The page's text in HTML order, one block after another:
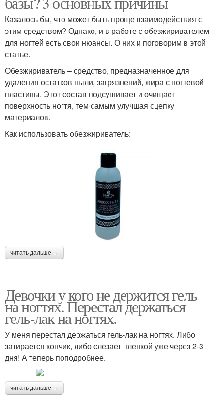
наращивании
Цветные гели Стразы на гель
Казалось бы, что может быть проще взаимодействия с
этим средством? Однако, и в работе с обезжиривателем
для ногтей есть свои нюансы. О них и поговорим в этой
статье.
Обезжириватель – средство, предназначенное для
удаления остатков пыли, загрязнений, жира с ногтевой
пластины. Этот состав подсушивает и очищает
поверхность ногтя, тем самым улучшая сцепку
материалов.
Как использовать обезжириватель:
читать дальше →
Девочки у кого не держится гель
на ногтях. Перестал держаться
гель-лак на ногтях.
У меня перестал держаться гель-лак на ногтях. Либо
затирается кончик, либо слезает пленкой уже через 2-3
дня! А теперь поподробнее.
читать дальше →